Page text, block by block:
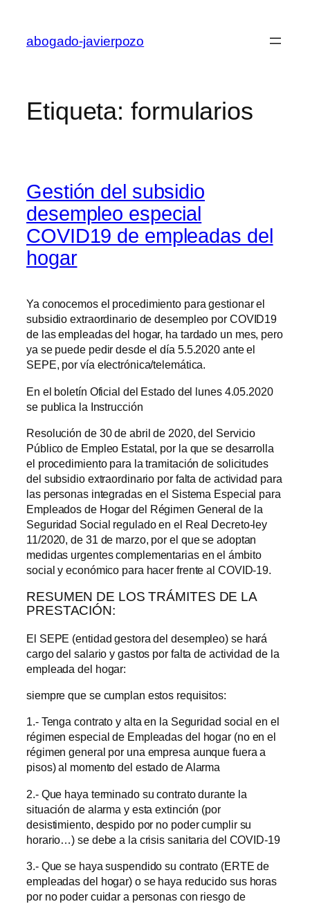
contenido
abogado-javierpozo
Etiqueta: formularios
Gestión del subsidio
desempleo especial
COVID19 de empleadas del
hogar
Ya conocemos el procedimiento para gestionar el
subsidio extraordinario de desempleo por COVID19
de las empleadas del hogar, ha tardado un mes, pero
ya se puede pedir desde el día 5.5.2020 ante el
SEPE, por vía electrónica/telemática.
En el boletín Oficial del Estado del lunes 4.05.2020
se publica la Instrucción
Resolución de 30 de abril de 2020, del Servicio
Público de Empleo Estatal, por la que se desarrolla
el procedimiento para la tramitación de solicitudes
del subsidio extraordinario por falta de actividad para
las personas integradas en el Sistema Especial para
Empleados de Hogar del Régimen General de la
Seguridad Social regulado en el Real Decreto-ley
11/2020, de 31 de marzo, por el que se adoptan
medidas urgentes complementarias en el ámbito
social y económico para hacer frente al COVID-19.
RESUMEN DE LOS TRÁMITES DE LA
PRESTACIÓN:
El SEPE (entidad gestora del desempleo) se hará
cargo del salario y gastos por falta de actividad de la
empleada del hogar:
siempre que se cumplan estos requisitos:
1.- Tenga contrato y alta en la Seguridad social en el
régimen especial de Empleadas del hogar (no en el
régimen general por una empresa aunque fuera a
pisos) al momento del estado de Alarma
2.- Que haya terminado su contrato durante la
situación de alarma y esta extinción (por
desistimiento, despido por no poder cumplir su
horario…) se debe a la crisis sanitaria del COVID-19
3.- Que se haya suspendido su contrato (ERTE de
empleadas del hogar) o se haya reducido sus horas
por no poder cuidar a personas con riesgo de